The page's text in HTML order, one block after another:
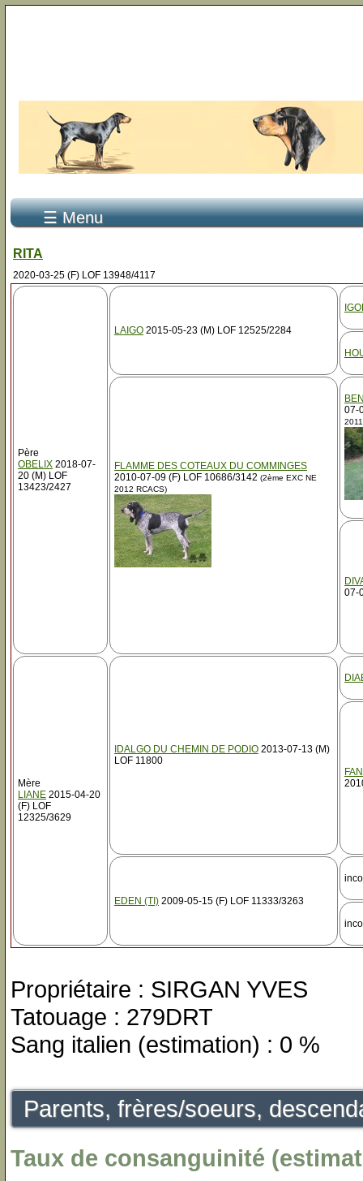
☰ Menu
RITA
2020-03-25 (F) LOF 13948/4117
Père
OBELIX 2018-07-
20 (M) LOF
13423/2427
LAIGO 2015-05-23 (M) LOF 12525/2284
FLAMME DES COTEAUX DU COMMINGES
2010-07-09 (F) LOF 10686/3142 (2ème EXC NE
2012 RCACS)
07-
07-
Mère
LIANE 2015-04-20
(F) LOF
12325/3629
IDALGO DU CHEMIN DE PODIO 2013-07-13 (M)
LOF 11800
EDEN (TI) 2009-05-15 (F) LOF 11333/3263
Propriétaire : SIRGAN YVES
Tatouage : 279DRT
Sang italien (estimation) : 0 %
Parents, frères/soeurs,
Taux de consanguinité